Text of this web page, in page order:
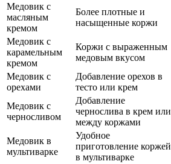
Медовик с
масляным
кремом
Более плотные и
насыщенные коржи
Медовик с
карамельным
кремом
Коржи с выраженным
медовым вкусом
Медовик с
орехами
Добавление орехов в
тесто или крем
Медовик с
черносливом
Добавление
чернослива в крем или
между коржами
Медовик в
мультиварке
Удобное
приготовление коржей
в мультиварке